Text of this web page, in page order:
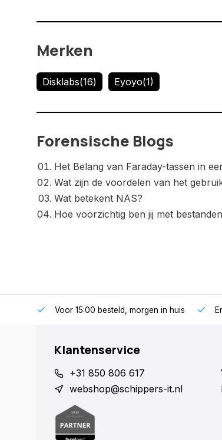
Merken
Disklabs(16) Eyoyo(1)
Forensische Blogs
Het Belang van Faraday-tassen in
Wat zijn de voordelen van het
Wat betekent NAS?
Hoe voorzichtig ben jij met
Voor 15:00 besteld, morgen in huis
Klantenservice
+31 850 806 617
webshop@schippers-it.nl